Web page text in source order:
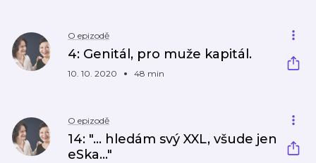
O epizodě
4: Genitál, pro muže kapitál.
10. 10. 2020 48 min
O epizodě
14: "... hledám svý XXL, všude jen
eSka..."